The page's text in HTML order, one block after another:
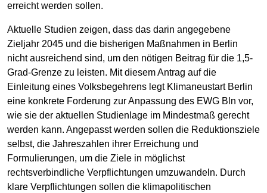
erreicht werden sollen.
Aktuelle Studien zeigen, dass das darin angegebene
Zieljahr 2045 und die bisherigen Maßnahmen in Berlin
nicht ausreichend sind, um den nötigen Beitrag für die 1,5-
Grad-Grenze zu leisten. Mit diesem Antrag auf die
Einleitung eines Volksbegehrens legt Klimaneustart Berlin
eine konkrete Forderung zur Anpassung des EWG Bln vor,
wie sie der aktuellen Studienlage im Mindestmaß gerecht
werden kann. Angepasst werden sollen die Reduktionsziele
selbst, die Jahreszahlen ihrer Erreichung und
Formulierungen, um die Ziele in möglichst
rechtsverbindliche Verpflichtungen umzuwandeln. Durch
klare Verpflichtungen sollen die klimapolitischen